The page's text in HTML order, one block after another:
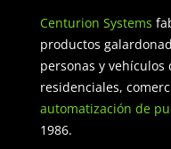
Centurion Systems
productos
personas y
residenciales,
automatización de
1986.